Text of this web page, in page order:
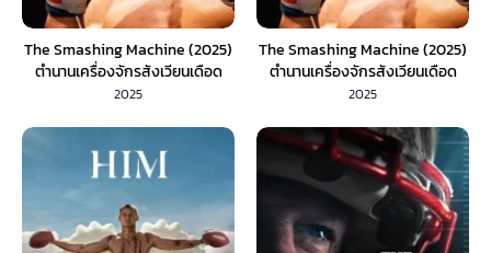
The Smashing Machine (2025)
ตำนานเครื่องจักรสังเวียนเดือด
(พากย์ไทย)
2025
The Smashing Machine (2025)
ตำนานเครื่องจักรสังเวียนเดือด
(พากย์ไทย) 1X
2025